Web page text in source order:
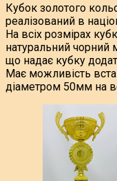
Кубок золотого
реалізований в
На всіх розмірах
натуральний
що надає кубку
Має можливість
діаметром 50мм на